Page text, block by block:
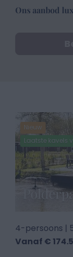
Ons aanbod
Nieuw
Laatste kavels
4-persoons |
Vanaf €